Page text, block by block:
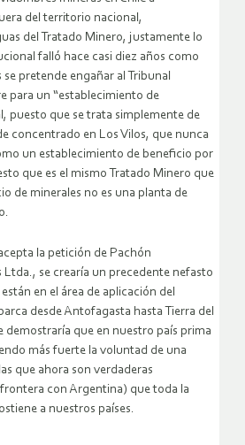
del territorio nacional,
del Tratado Minero, justamente lo
falló hace casi diez años como
pretende engañar al Tribunal
para un “establecimiento de
puesto que se trata simplemente de
concentrado en Los Vilos, que nunca
un establecimiento de beneficio por
que es el mismo Tratado Minero que
de minerales no es una planta de
la petición de Pachón
Ltda., se crearía un precedente nefasto
en el área de aplicación del
desde Antofagasta hasta Tierra del
demostraría que en nuestro país prima
más fuerte la voluntad de una
que ahora son verdaderas
con Argentina) que toda la
a nuestros países.